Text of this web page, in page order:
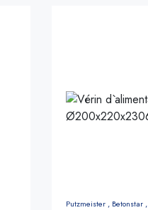
Putzmeister , Betonstar ,